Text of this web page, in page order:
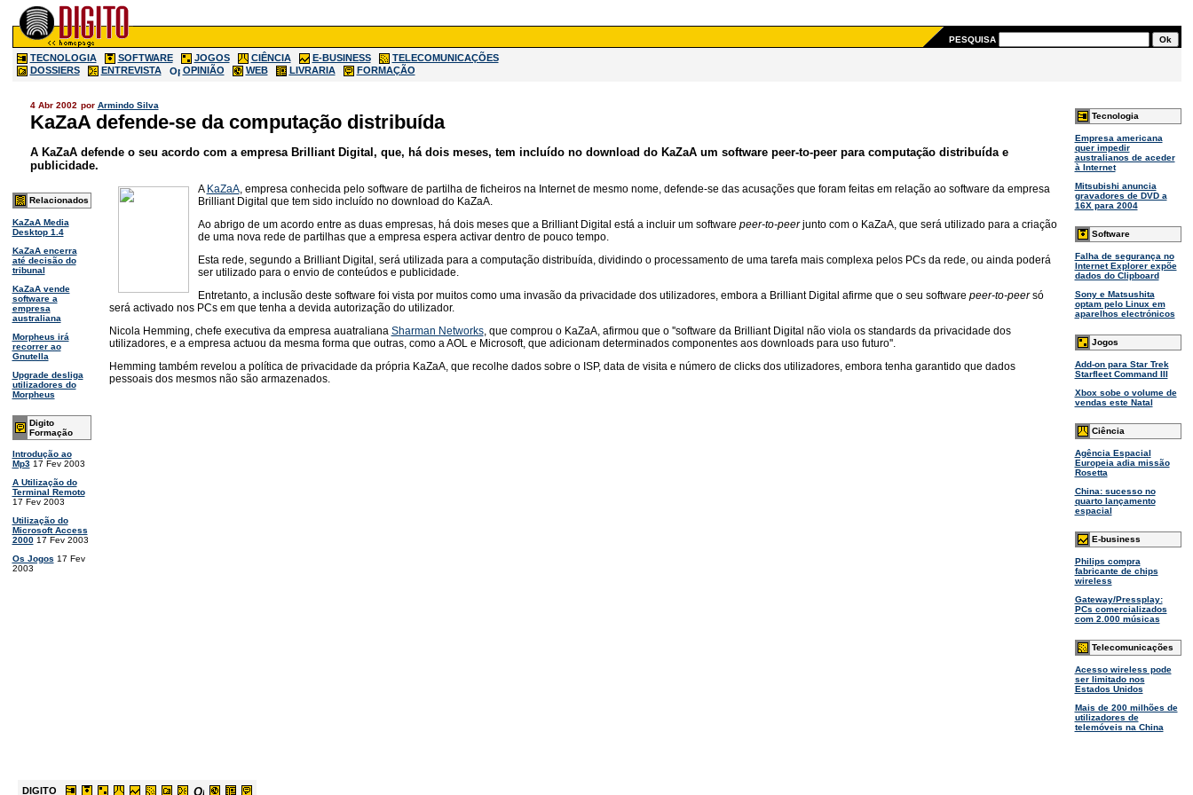
PESQUISA
TECNOLOGIA SOFTWARE JOGOS CIÊNCIA E-BUSINESS
TELECOMUNICAÇÕES
DOSSIERS
ENTREVISTA OPINIÃO WEB LIVRARIA FORMAÇÃO
4 Abr 2002 por Armindo Silva
KaZaA defende-se da computação distribuída
A KaZaA defende o seu acordo com a empresa Brilliant Digital, que, há dois meses, tem incluído no download do KaZaA um software peer-to-peer para computação distribuída e
publicidade.
Relacionados
KaZaA Media
Desktop 1.4
KaZaA encerra
até decisão do
tribunal
KaZaA vende
software a
empresa
australiana
Morpheus irá
recorrer ao
Gnutella
Upgrade desliga
utilizadores do
Morpheus
Digito
Formação
Introdução ao
Mp317 Fev 2003
A Utilização do
Terminal Remoto
17 Fev 2003
Utilização do
Microsoft Access
200017 Fev 2003
Os Jogos 17 Fev
2003
A KaZaA, empresa conhecida pelo software de partilha de ficheiros na Internet de mesmo nome, defende-se das acusações que foram feitas em relação ao software da empresa
Brilliant Digital que tem sido incluído no download do KaZaA.
Ao abrigo de um acordo entre as duas empresas, há dois meses que a Brilliant Digital está a incluir um software peer-to-peerjunto com o KaZaA, que será utilizado para a criação
de uma nova rede de partilhas que a empresa espera activar dentro de pouco tempo.
Esta rede, segundo a Brilliant Digital, será utilizada para a computação distribuída, dividindo o processamento de uma tarefa mais complexa pelos PCs da rede, ou ainda poderá
ser utilizado para o envio de conteúdos e publicidade.
Entretanto, a inclusão deste software foi vista por muitos como uma invasão da privacidade dos utilizadores, embora a Brilliant Digital afirme que o seu software peer-to-peersó
será activado nos PCs em que tenha a devida autorização do utilizador.
Nicola Hemming, chefe executiva da empresa auatraliana Sharman Networks, que comprou o KaZaA, afirmou que o ''software da Brilliant Digital não viola os standards da privacidade dos
utilizadores, e a empresa actuou da mesma forma que outras, como a AOL e Microsoft, que adicionam determinados componentes aos downloads para uso futuro''.
Hemming também revelou a política de privacidade da própria KaZaA, que recolhe dados sobre o ISP, data de visita e número de clicks dos utilizadores, embora tenha garantido que dados
pessoais dos mesmos não são armazenados.
Tecnologia
Empresa americana
quer impedir
australianos de aceder
à Internet
Mitsubishi anuncia
gravadores de DVD a
16X para 2004
Software
Falha de segurança no
Internet Explorer expõe
dados do Clipboard
Sony e Matsushita
optam pelo Linux em
aparelhos electrónicos
Jogos
Add-on para Star Trek
Starfleet Command III
Xbox sobe o volume de
vendas este Natal
Ciência
Agência Espacial
Europeia adia missão
Rosetta
China: sucesso no
quarto lançamento
espacial
E-business
Philips compra
fabricante de chips
wireless
Gateway/Pressplay:
PCs comercializados
com 2.000 músicas
Telecomunicações
Acesso wireless pode
ser limitado nos
Estados Unidos
Mais de 200 milhões de
utilizadores de
telemóveis na China
DIGITO